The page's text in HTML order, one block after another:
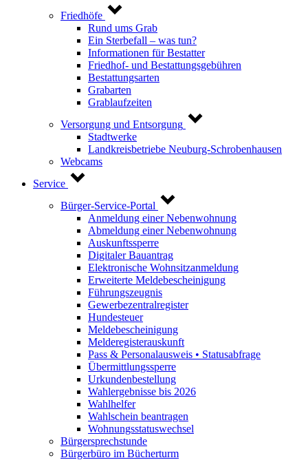
Friedhöfe
Rund ums Grab
Ein Sterbefall – was tun?
Informationen für Bestatter
Friedhof- und Bestattungsgebühren
Bestattungsarten
Grabarten
Grablaufzeiten
Versorgung und Entsorgung
Stadtwerke
Landkreisbetriebe Neuburg-Schrobenhausen
Webcams
Service
Bürger-Service-Portal
Anmeldung einer Nebenwohnung
Abmeldung einer Nebenwohnung
Auskunftssperre
Digitaler Bauantrag
Elektronische Wohnsitzanmeldung
Erweiterte Meldebescheinigung
Führungszeugnis
Gewerbezentralregister
Hundesteuer
Meldebescheinigung
Melderegisterauskunft
Pass & Personalausweis • Statusabfrage
Übermittlungssperre
Urkundenbestellung
Wahlergebnisse bis 2026
Wahlhelfer
Wahlschein beantragen
Wohnungsstatuswechsel
Bürgersprechstunde
Bürgerbüro im Bücherturm